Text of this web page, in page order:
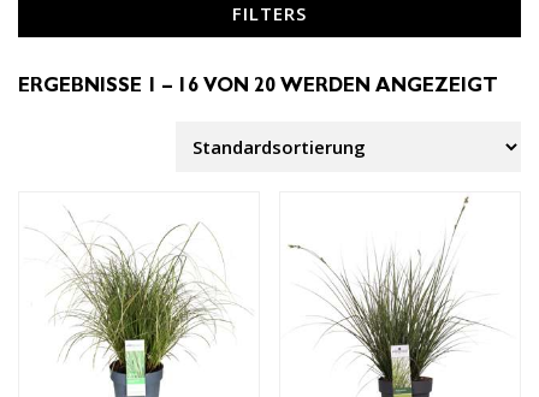
FILTERS
ERGEBNISSE 1 – 16 VON 20 WERDEN ANGEZEIGT